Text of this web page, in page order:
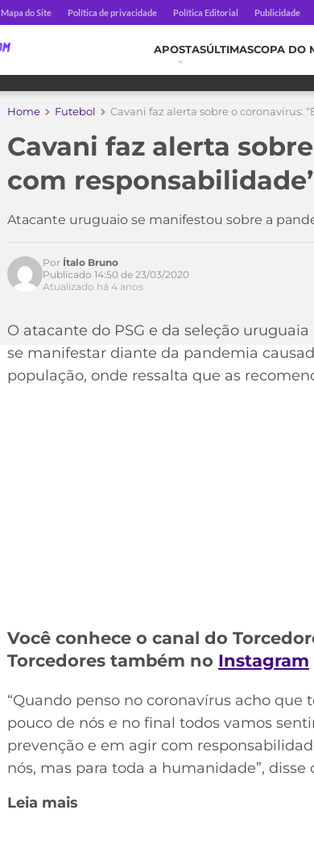
Mapa do Site Política de privacidade Política Editorial Publicidade
APOSTASÚLTIMASCOPA DO
Home Futebol Cavani faz alerta sobre o coronavírus:
Cavani faz alerta
com
Atacante uruguaio se manifestou sobre a
Por Ítalo Bruno
Publicado 14:50 de 23/03/2020
Atualizado há 4 anos
O atacante do PSG e da seleção
se manifestar diante da pandemia
população, onde ressalta que as
Você conhece o canal do
Torcedores também no Instagram
“Quando penso no coronavírus acho
pouco de nós e no final todos vamos
prevenção e em agir com
nós, mas para toda a humanidade”, disse
Leia mais